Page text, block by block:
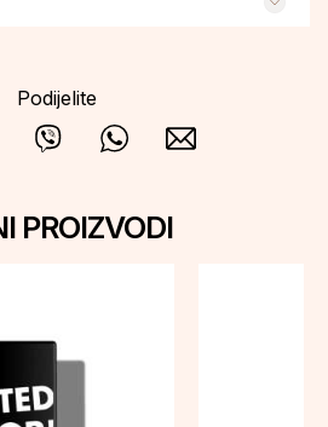
Podijelite
PROIZVODI